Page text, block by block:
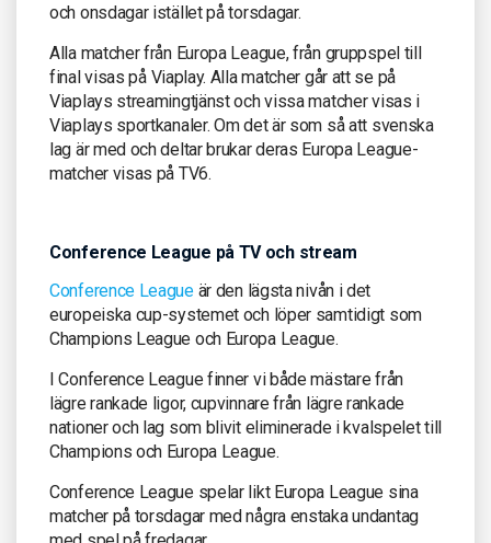
och onsdagar istället på torsdagar.
Alla matcher från Europa League, från gruppspel till
final visas på Viaplay. Alla matcher går att se på
Viaplays streamingtjänst och vissa matcher visas i
Viaplays sportkanaler. Om det är som så att svenska
lag är med och deltar brukar deras Europa League-
matcher visas på TV6.
Conference League på TV och stream
Conference Leagueär den lägsta nivån i det
europeiska cup-systemet och löper samtidigt som
Champions League och Europa League.
I Conference League finner vi både mästare från
lägre rankade ligor, cupvinnare från lägre rankade
nationer och lag som blivit eliminerade i kvalspelet till
Champions och Europa League.
Conference League spelar likt Europa League sina
matcher på torsdagar med några enstaka undantag